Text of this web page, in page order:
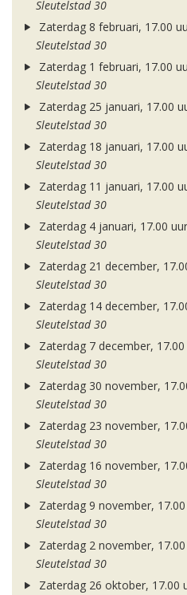
Sleutelstad 30
Zaterdag 8 februari, 17.00
Sleutelstad 30
Zaterdag 1 februari, 17.00
Sleutelstad 30
Zaterdag 25 januari, 17.00
Sleutelstad 30
Zaterdag 18 januari, 17.00
Sleutelstad 30
Zaterdag 11 januari, 17.00
Sleutelstad 30
Zaterdag 4 januari, 17.00 uur
Sleutelstad 30
Zaterdag 21 december,
Sleutelstad 30
Zaterdag 14 december,
Sleutelstad 30
Zaterdag 7 december,
Sleutelstad 30
Zaterdag 30 november,
Sleutelstad 30
Zaterdag 23 november,
Sleutelstad 30
Zaterdag 16 november,
Sleutelstad 30
Zaterdag 9 november,
Sleutelstad 30
Zaterdag 2 november,
Sleutelstad 30
Zaterdag 26 oktober, 17.00